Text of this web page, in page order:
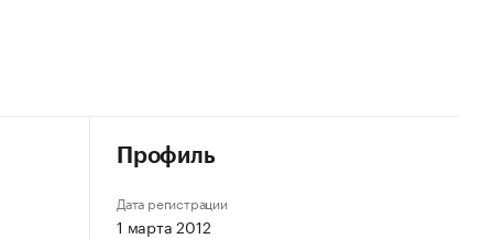
Профиль
Дата регистрации
1 марта 2012